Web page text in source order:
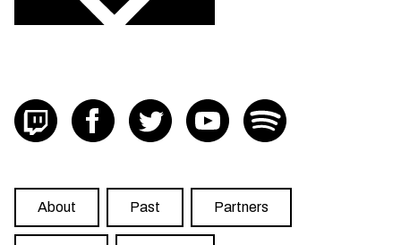
Visit FLOURISH on twitch
Visit FLOURISH on facebook
Visit FLOURISH on Twitter
Visit FLOURISH on YouTube
About Past Partners